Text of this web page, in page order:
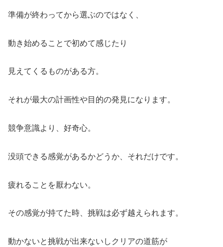
準備が終わってから選ぶのではなく、
動き始めることで初めて感じたり
見えてくるものがある方。
それが最大の計画性や目的の発見になります。
競争意識より、好奇心。
没頭できる感覚があるかどうか、それだけです。
疲れることを厭わない。
その感覚が持てた時、挑戦は必ず越えられます。
動かないと挑戦が出来ないしクリアの道筋が